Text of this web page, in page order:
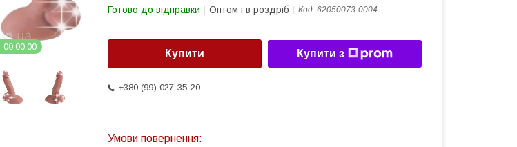
00 00 00
Готово до відправки Оптом і в роздріб Код: 62050073-0004
Купити Купити з
+380 (99) 027-35-20